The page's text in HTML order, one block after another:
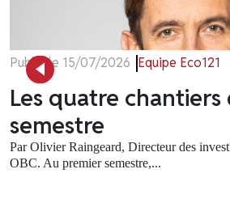
Publié le 15/07/2026 Equipe Eco121
Les quatre chantiers
semestre
Par Olivier Raingeard, Directeur des
OBC. Au premier semestre,...